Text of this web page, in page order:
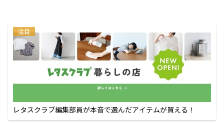
注目
レタスクラブ編集部員が本音で選んだアイテムが買える！